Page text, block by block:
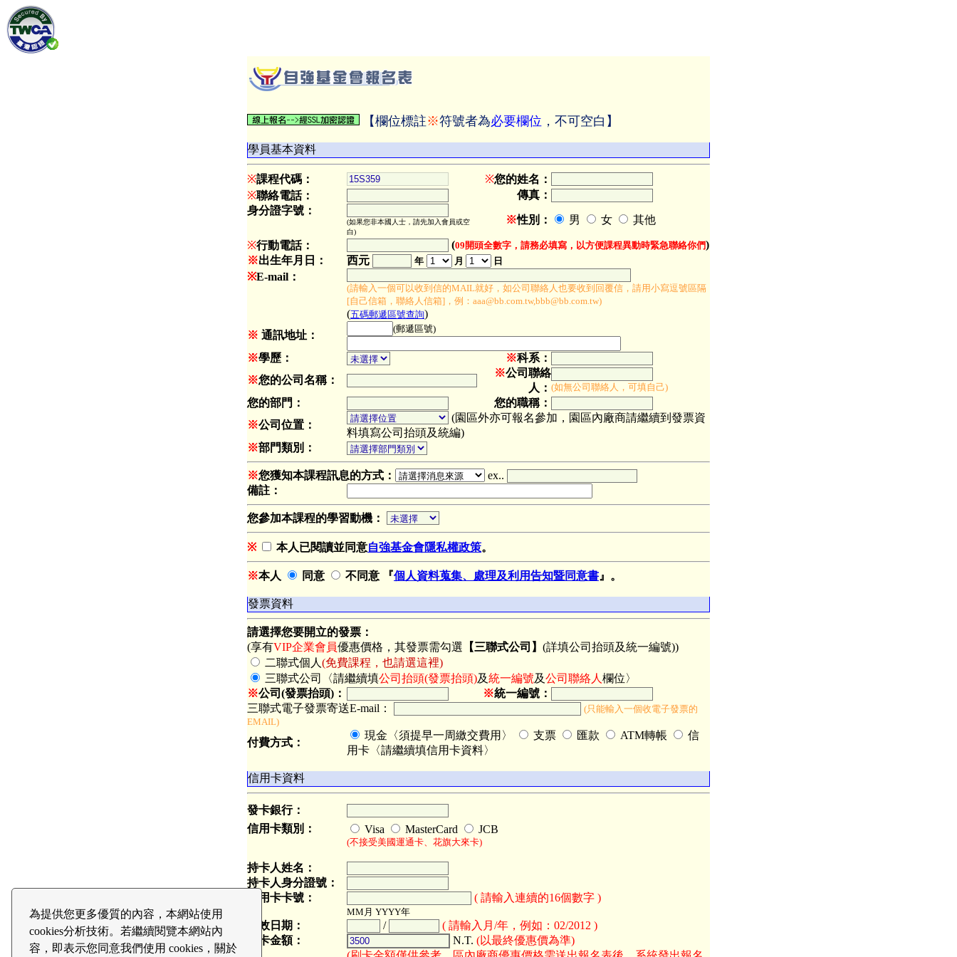
為提供您更多優質的內容，本網站使用
cookies分析技術。若繼續閱覽本網站內
容，即表示您同意我們使用 cookies，關於
【欄位標註※符號者為必要欄位 ，不可空白】
學員基本資料
※課程代碼： ※您的姓名：
※聯絡電話：
傳真：
身分證字號：
(如果您非本國人士，請先加入會員或空
白)
※性別： 男 女 其他
※行動電話： (09開頭全數字，請務必填寫，以方便課程異動時緊急聯絡你們)
※出生年月日： 西元 年 月 日
※E-mail：
(請輸入一個可以收到信的MAIL就好，如公司聯絡人也要收到回覆信，請用小寫逗號區隔
[自己信箱，聯絡人信箱]，例：aaa@bb.com.tw,bbb@bb.com.tw)
(五碼郵遞區號查詢)
※ 通訊地址：
(郵遞區號)
※學歷： ※科系：
※您的公司名稱：
※公司聯絡
人： (如無公司聯絡人，可填自己)
您的部門：
您的職稱：
※公司位置：
(園區外亦可報名參加，園區內廠商請繼續到發票資
料填寫公司抬頭及統編)
※部門類別：
※您獲知本課程訊息的方式：
ex..
備註：
您參加本課程的學習動機：
※ 本人已閱讀並同意自強基金會隱私權政策。
※本人 同意 不同意 『個人資料蒐集、處理及利用告知暨同意書 』。
發票資料
請選擇您要開立的發票：
(享有VIP企業會員優惠價格，其發票需勾選 【三聯式公司】 (詳填公司抬頭及統一編號))
二聯式個人 (免費課程，也請選這裡)
三聯式公司〈請繼續填公司抬頭(發票抬頭)及統一編號及公司聯絡人 欄位〉
※公司(發票抬頭)： ※統一編號：
三聯式電子發票寄送E-mail：
(只能輸入一個收電子發票的
EMAIL)
付費方式：
現金〈須提早一周繳交費用〉 支票 匯款 ATM轉帳
信
用卡〈請繼續填信用卡資料〉
信用卡資料
發卡銀行：
信用卡類別：
Visa MasterCard JCB
(不接受美國運通卡、花旗大來卡)
持卡人姓名：
持卡人身分證號：
信用卡卡號：
( 請輸入連續的16個數字 )
MM月 YYYY年
有效日期： /
( 請輸入月/年，例如：02/2012 )
刷卡金額：
N.T. (以最終優惠價為準)